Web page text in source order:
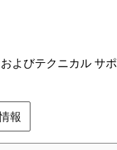
よびテクニカル サポ
報